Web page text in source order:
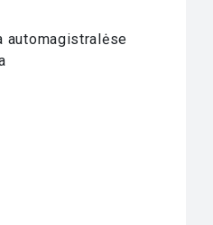
automagistralėse